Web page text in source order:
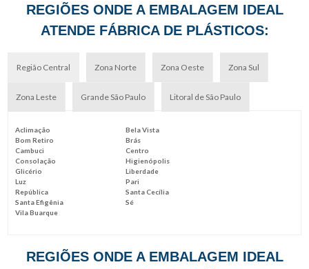
REGIÕES ONDE A EMBALAGEM IDEAL
ATENDE FÁBRICA DE PLÁSTICOS:
Região Central Zona Norte Zona Oeste Zona Sul
Zona Leste Grande São Paulo Litoral de São Paulo
Aclimação
Bela Vista
Bom Retiro
Brás
Cambuci
Centro
Consolação
Higienópolis
Glicério
Liberdade
Luz
Pari
República
Santa Cecília
Santa Efigênia
Sé
Vila Buarque
REGIÕES ONDE A EMBALAGEM IDEAL